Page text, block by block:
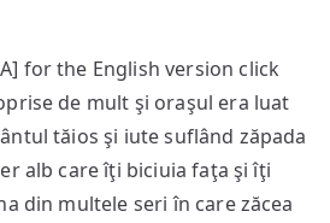
for the English version click
de mult şi oraşul era luat
tăios şi iute suflând zăpada
alb care îţi biciuia faţa şi îţi
din multele seri în care zăcea